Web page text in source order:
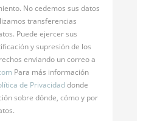
No cedemos sus datos
transferencias
Puede ejercer sus
y supresión de los
enviando un correo a
Para más información
de Privacidaddonde
sobre dónde, cómo y por